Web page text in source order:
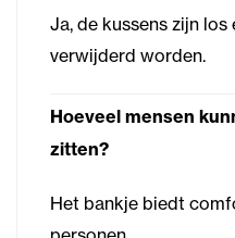
Ja, de kussens zijn
verwijderd worden.
Hoeveel mensen
zitten?
Het bankje biedt